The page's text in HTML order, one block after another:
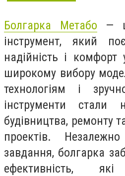
Болгарка Meтабо —
інструмент, який
надійність і комфорт
широкому вибору
технологіям і
інструменти стали
будівництва, ремонту
проектів.
завдання, болгарка
ефективність,